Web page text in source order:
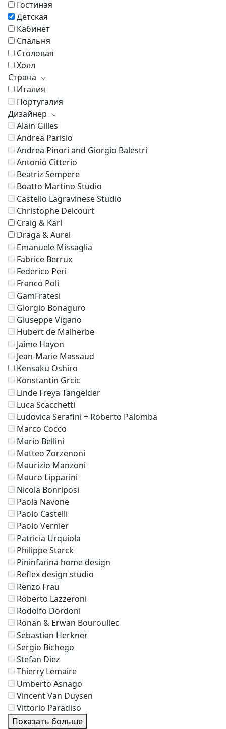
Гостиная
Детская
Кабинет
Спальня
Столовая
Холл
Страна
Италия
Португалия
Дизайнер
Alain Gilles
Andrea Parisio
Andrea Pinori and Giorgio Balestri
Antonio Citterio
Beatriz Sempere
Boatto Martino Studio
Castello Lagravinese Studio
Christophe Delcourt
Craig & Karl
Draga & Aurel
Emanuele Missaglia
Fabrice Berrux
Federico Peri
Franco Poli
GamFratesi
Giorgio Bonaguro
Giuseppe Vigano
Hubert de Malherbe
Jaime Hayon
Jean-Marie Massaud
Kensaku Oshiro
Konstantin Grcic
Linde Freya Tangelder
Luca Scacchetti
Ludovica Serafini + Roberto Palomba
Marco Cocco
Mario Bellini
Matteo Zorzenoni
Maurizio Manzoni
Mauro Lipparini
Nicola Bonriposi
Paola Navone
Paolo Castelli
Paolo Vernier
Patricia Urquiola
Philippe Starck
Pininfarina home design
Reflex design studio
Renzo Frau
Roberto Lazzeroni
Rodolfo Dordoni
Ronan & Erwan Bouroullec
Sebastian Herkner
Sergio Bichego
Stefan Diez
Thierry Lemaire
Umberto Asnago
Vincent Van Duysen
Vittorio Paradiso
Показать больше